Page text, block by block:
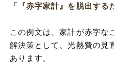
「『赤字家計』を脱出する
この例文は、家計が赤字な
解決策として、光熱費の見
あります。